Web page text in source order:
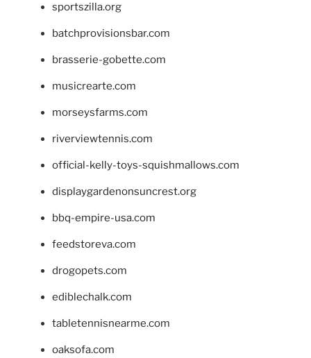
sportszilla.org
batchprovisionsbar.com
brasserie-gobette.com
musicrearte.com
morseysfarms.com
riverviewtennis.com
official-kelly-toys-squishmallows.com
displaygardenonsuncrest.org
bbq-empire-usa.com
feedstoreva.com
drogopets.com
ediblechalk.com
tabletennisnearme.com
oaksofa.com